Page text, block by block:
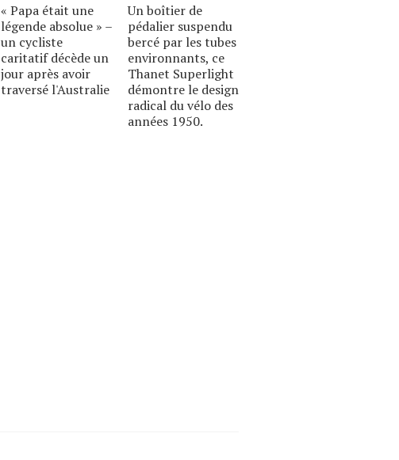
« Papa était une
légende absolue » –
un cycliste
caritatif décède un
jour après avoir
traversé l'Australie
Un boîtier de
pédalier suspendu
bercé par les tubes
environnants, ce
Thanet Superlight
démontre le design
radical du vélo des
années 1950.